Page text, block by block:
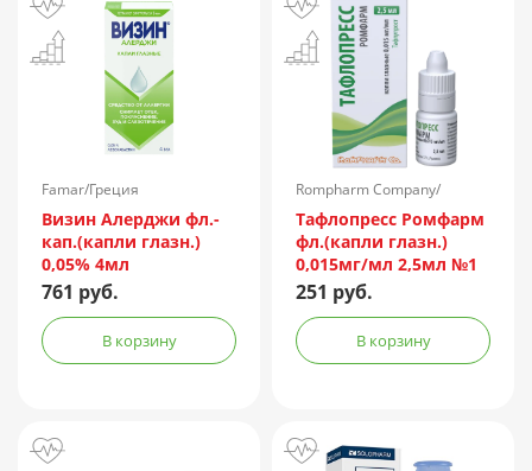
Famar/Греция
Визин Алерджи фл.-
кап.(капли глазн.)
0,05% 4мл
761 руб.
В корзину
Rompharm Company/
Румыния
Тафлопресс Ромфарм
фл.(капли глазн.)
0,015мг/мл 2,5мл №1
пач.карт.
251 руб.
В корзину